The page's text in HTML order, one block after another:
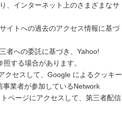
、インターネット上のさまざまなサ
イトへの過去のアクセス情報に基づ
者への委託に基づき、Yahoo!
する場合があります。
クセスして、Google によるクッキー
業者が参加しているNetwork
ページにアクセスして、第三者配信